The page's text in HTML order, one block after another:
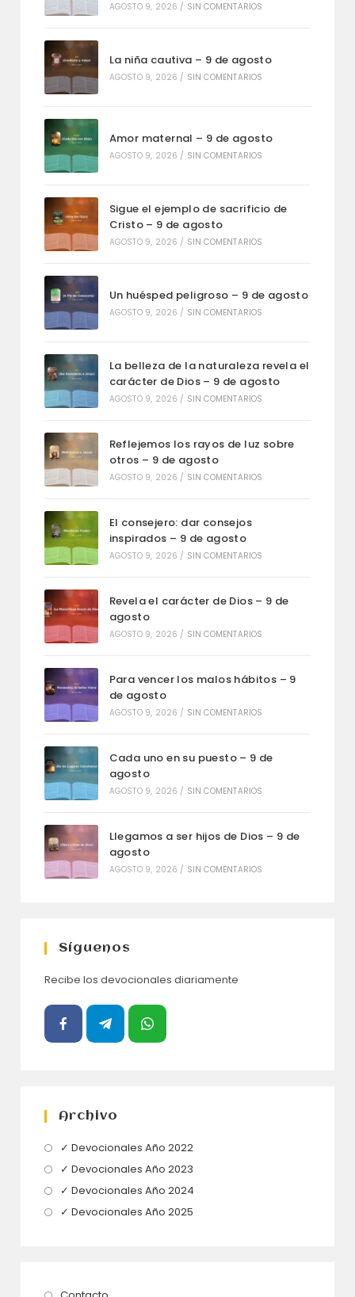
AGOSTO 9, 2026 / SIN COMENTARIOS
La niña cautiva – 9 de agosto
AGOSTO 9, 2026 / SIN COMENTARIOS
Amor maternal – 9 de agosto
AGOSTO 9, 2026 / SIN COMENTARIOS
Sigue el ejemplo de sacrificio de
Cristo – 9 de agosto
AGOSTO 9, 2026 / SIN COMENTARIOS
Un huésped peligroso – 9 de agosto
AGOSTO 9, 2026 / SIN COMENTARIOS
La belleza de la naturaleza revela el
carácter de Dios – 9 de agosto
AGOSTO 9, 2026 / SIN COMENTARIOS
Reflejemos los rayos de luz sobre
otros – 9 de agosto
AGOSTO 9, 2026 / SIN COMENTARIOS
El consejero: dar consejos
inspirados – 9 de agosto
AGOSTO 9, 2026 / SIN COMENTARIOS
Revela el carácter de Dios – 9 de
agosto
AGOSTO 9, 2026 / SIN COMENTARIOS
Para vencer los malos hábitos – 9
de agosto
AGOSTO 9, 2026 / SIN COMENTARIOS
Cada uno en su puesto – 9 de
agosto
AGOSTO 9, 2026 / SIN COMENTARIOS
Llegamos a ser hijos de Dios – 9 de
agosto
AGOSTO 9, 2026 / SIN COMENTARIOS
Síguenos
Recibe los devocionales diariamente
Archivo
✓ Devocionales Año 2022Se
✓ Devocionales Año 2023
abre
✓ Devocionales Año 2024
✓ Devocionales Año 2025